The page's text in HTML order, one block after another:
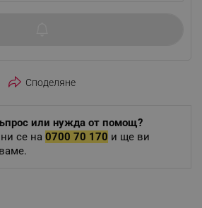
Споделяне
или нужда от помощ?
се на 0700 70 170 и ще ви